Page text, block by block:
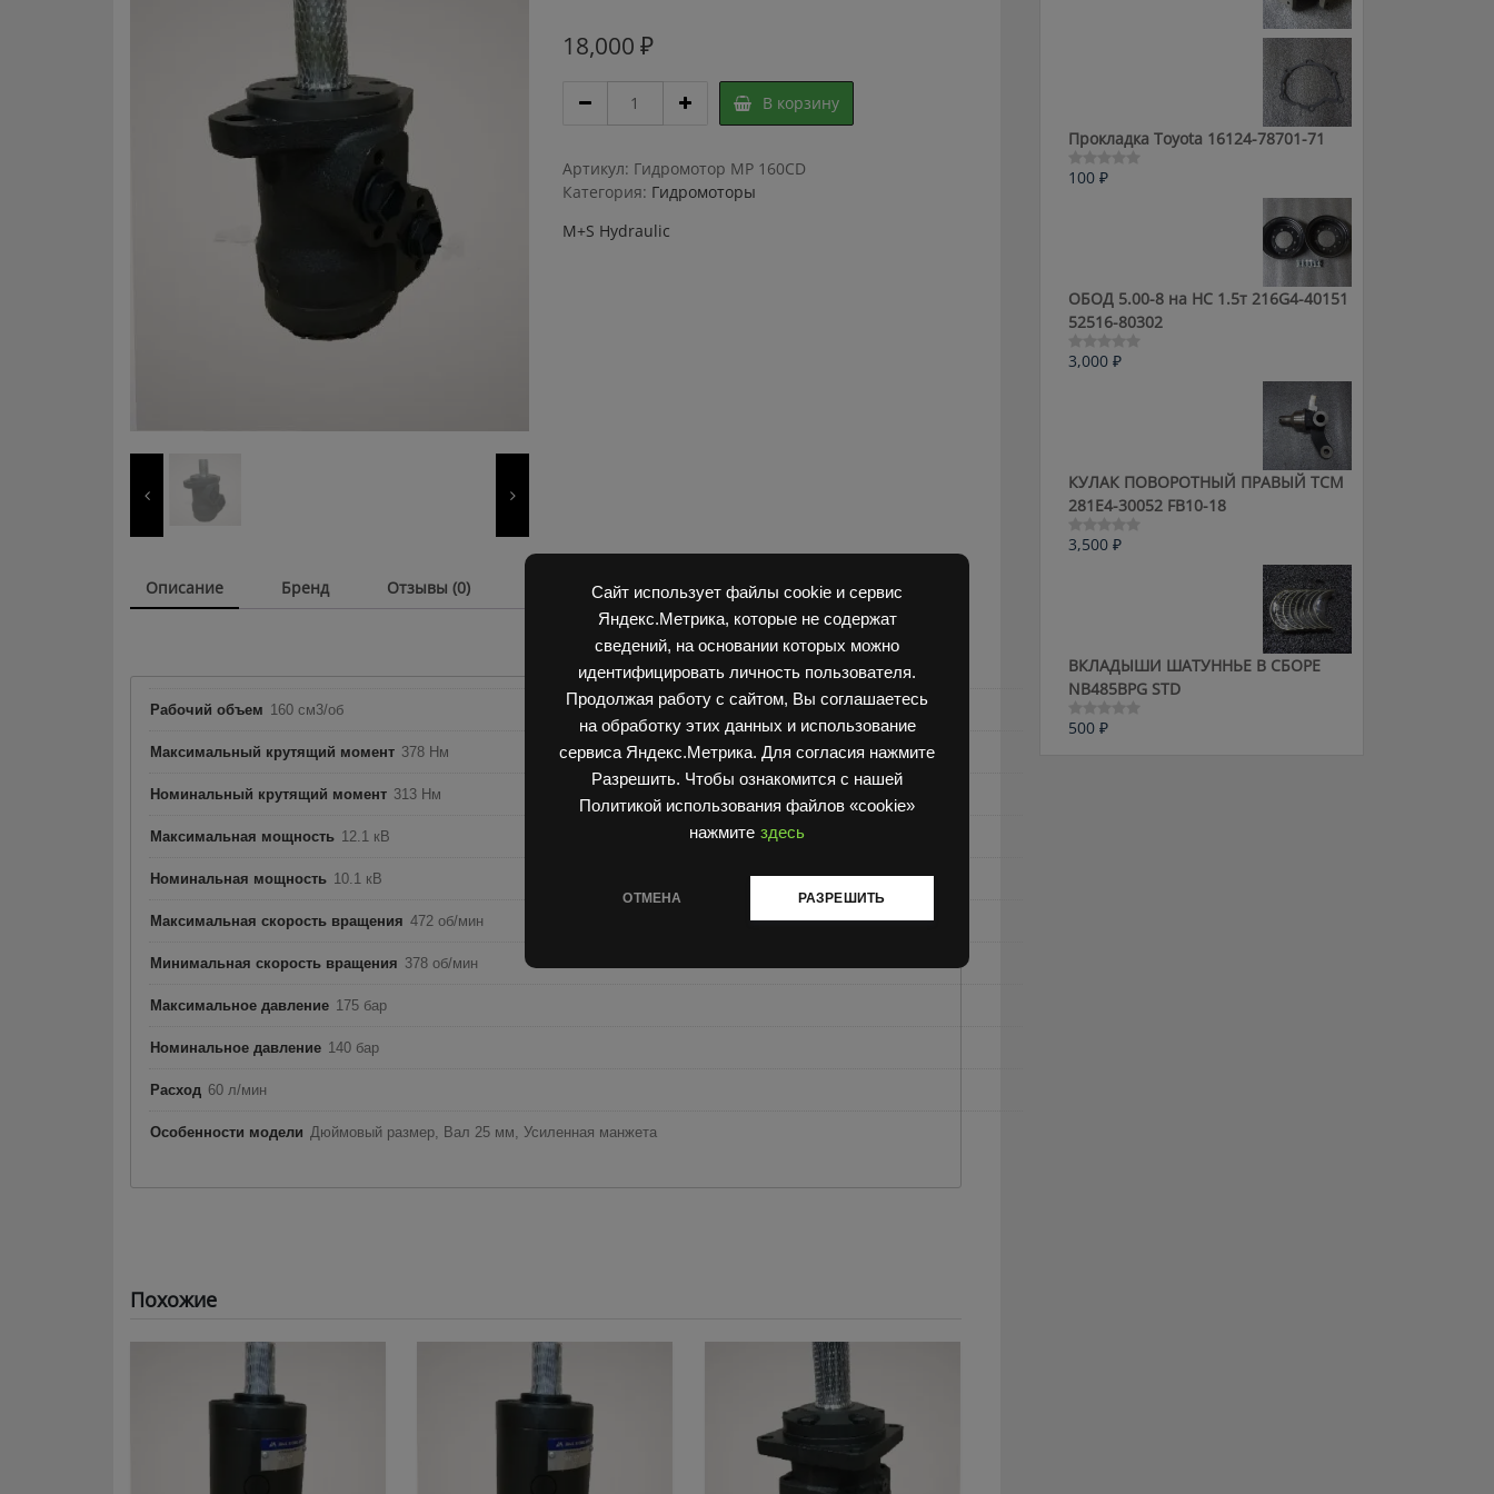
Сайт использует файлы cookie и сервис
Яндекс.Метрика, которые не содержат
сведений, на основании которых можно
идентифицировать личность пользователя.
Продолжая работу с сайтом, Вы соглашаетесь
на обработку этих данных и использование
сервиса Яндекс.Метрика. Для согласия нажмите
Разрешить. Чтобы ознакомится с нашей
Политикой использования файлов «cookie»
нажмите здесь
ОТМЕНА РАЗРЕШИТЬ
18,000 ₽
M+S
MP
160CD
quantity
В корзину
Артикул: Гидромотор MP 160CD
Категория: Гидромоторы
M+S Hydraulic
Описание Бренд Отзывы (0)
Рабочий объем 160 см3/об
Максимальный крутящий момент 378 Нм
Номинальный крутящий момент 313 Нм
Максимальная мощность 12.1 кВ
Номинальная мощность 10.1 кВ
Максимальная скорость вращения 472 об/мин
Минимальная скорость вращения 378 об/мин
Максимальное давление 175 бар
Номинальное давление 140 бар
Расход 60 л/мин
Особенности модели Дюймовый размер, Вал 25 мм, Усиленная манжета
Похожие
Прокладка Toyota 16124-78701-71
Оценка
100 ₽
ОБОД 5.00-8 на HC 1.5т 216G4-40151
52516-80302
Оценка
3,000 ₽
КУЛАК ПОВОРОТНЫЙ ПРАВЫЙ ТСМ
281E4-30052 FB10-18
Оценка
3,500 ₽
ВКЛАДЫШИ ШАТУННЬЕ В СБОРЕ
NB485BPG STD
Оценка
500 ₽